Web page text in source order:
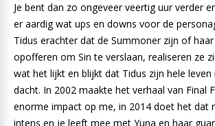
Je bent dan zo ongeveer veertig uur verder
er aardig wat ups en downs voor de
Tidus erachter dat de Summoner zijn of
opofferen om Sin te verslaan, realiseren ze
wat het lijkt en blijkt dat Tidus zijn hele
dacht. In 2002 maakte het verhaal van Final
enorme impact op me, in 2014 doet het dat
intens en je leeft mee met Yuna en haar